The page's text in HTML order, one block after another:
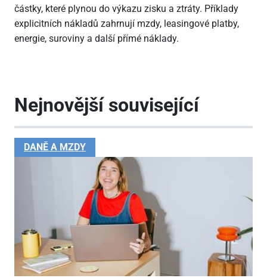
částky, které plynou do výkazu zisku a ztráty. Příklady
explicitních nákladů zahrnují mzdy, leasingové platby,
energie, suroviny a další přímé náklady.
Nejnovější související
DANĚ A MZDY